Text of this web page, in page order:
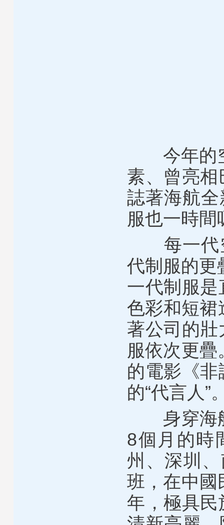
今年的空
素、曾亮
誌著海航全
服也一時間
每一代空
代制服的更
一代制服
色彩和短裙
著公司的壯
服依次更
的電影《
的“代言人”
身穿海航
8個月的時
州、深圳
班，在中國
年，極具民